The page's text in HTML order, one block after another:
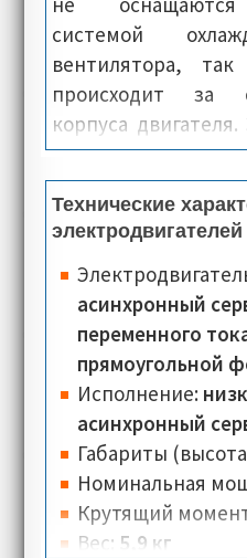
системой
вентилятора,
происходит за
корпуса
размером 71
системы
которые
нагнетаемый
электроприводы
серии, возможна
различного
энкодеры,
датчики
специальные
также
класса защиты.
Технические
асинхронный
переменного
прямоугольной
Исполнение:
асинхронный
Габариты
Номинальная
Крутящий
Вес: 5,9 кг